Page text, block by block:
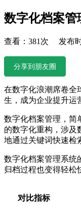
数字化档案管
查看：381次 发布时
分享到朋友圈
在数字化浪潮席卷全
生，成为企业提升运
数字化档案管理，简
的数字化重构，涉及
地通过关键词快速检
数字化档案管理系统
归档过程也变得轻松
对比指标